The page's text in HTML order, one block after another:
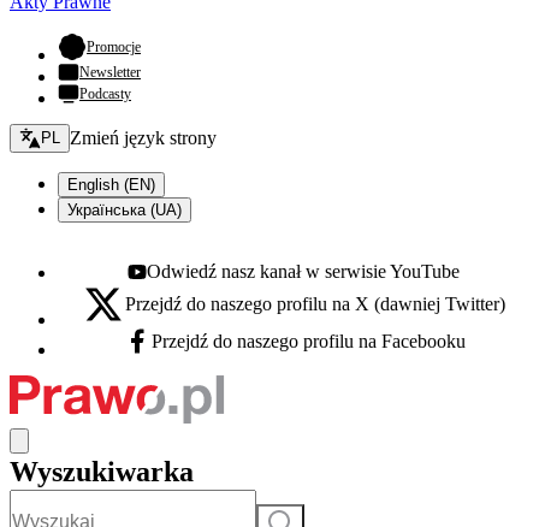
Promocje- otwiera się w nowej karcie
Newsletter
Podcasty
Zmień język - bieżący:
PL Zmień język strony
English (EN)
Українська (UA)
Youtube - otwiera się w nowej karcie
Odwiedź nasz kanał w serwisie YouTube
X - otwiera się w nowej karcie
Przejdź do naszego profilu na X (dawniej Twitter)
Facebook - otwiera się w nowej karcie
Przejdź do naszego profilu na Facebooku
Wyszukiwarka
Szukaj